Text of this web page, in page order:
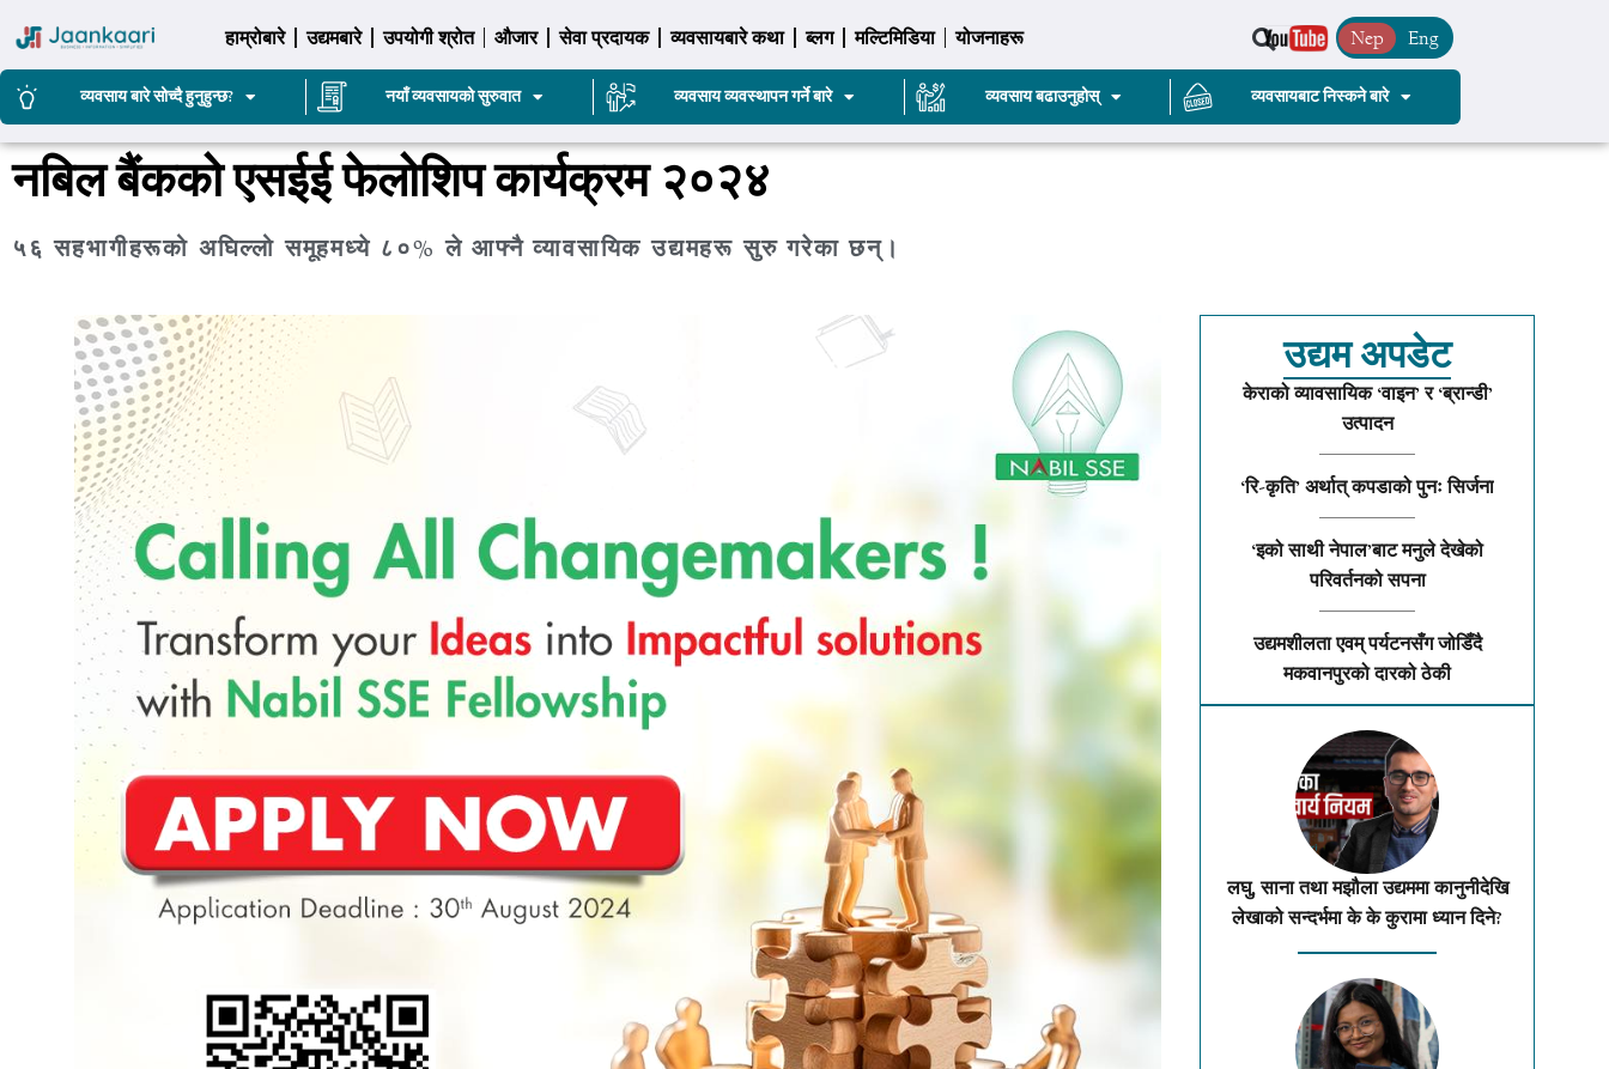
हाम्रोबारे उद्यमबारे उपयोगी श्रोत औजार सेवा प्रदायक व्यवसायबारे कथा ब्लग मल्टिमिडिया योजनाहरू Nep Eng
व्यवसाय बारे सोच्दै हुनुहुन्छ? नयाँ व्यवसायको सुरुवात व्यवसाय व्यवस्थापन गर्ने बारे व्यवसाय बढाउनुहोस् व्यवसायबाट निस्कने बारे
नबिल बैंकको एसईई फेलोशिप कार्यक्रम २०२४
५६ सहभागीहरूको अघिल्लो समूहमध्ये ८०% ले आफ्नै व्यावसायिक उद्यमहरू सुरु गरेका छन्।
उद्यम अपडेट
केराको व्यावसायिक ‘वाइन’ र ‘ब्रान्डी’
उत्पादन
‘रि-कृति’ अर्थात् कपडाको पुनः सिर्जना
‘इको साथी नेपाल’बाट मनुले देखेको
परिवर्तनको सपना
उद्यमशीलता एवम् पर्यटनसँग जोडिँदै
मकवानपुरको दारको ठेकी
लघु, साना तथा मझौला उद्यममा कानुनीदेखि
लेखाको सन्दर्भमा के के कुरामा ध्यान दिने?